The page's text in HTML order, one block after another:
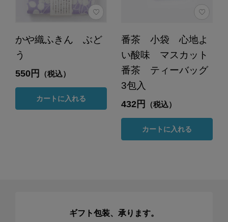
かや織ふきん ぶど
う
550円 （税込）
カートに入れる
番茶 小袋 心地よ
い酸味 マスカット
番茶 ティーバッグ
3包入
432円 （税込）
カートに入れる
ギフト包装、承ります。